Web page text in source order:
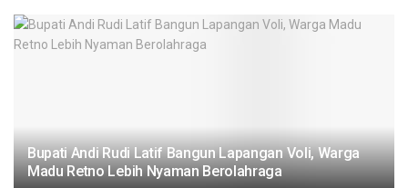
Bupati Andi Rudi Latif Bangun Lapangan Voli, Warga
Madu Retno Lebih Nyaman Berolahraga